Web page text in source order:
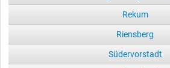
Rekum
Riensberg
Südervorstadt